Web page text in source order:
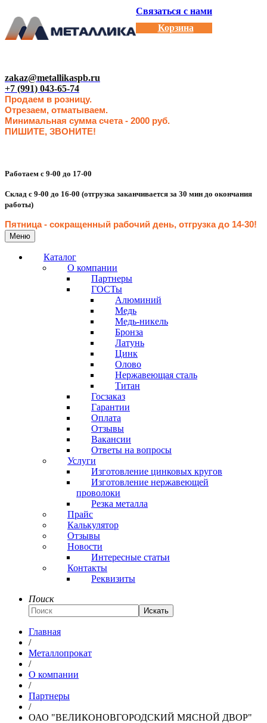
Связаться с нами
Корзина
zakaz@metallikaspb.ru
+7 (991) 043-65-74
Продаем в розницу.
Отрезаем, отматываем.
Минимальная сумма счета - 2000 руб.
ПИШИТЕ, ЗВОНИТЕ!
Работаем с 9-00 до 17-00
Склад с 9-00 до 16-00 (отгрузка заканчивается за 30 мин до окончания
работы)
Пятница - сокращенный рабочий день, отгрузка до 14-30!
Меню
Каталог
О компании
Партнеры
ГОСТы
Алюминий
Медь
Медь-никель
Бронза
Латунь
Цинк
Олово
Нержавеющая сталь
Титан
Госзаказ
Гарантии
Оплата
Отзывы
Вакансии
Ответы на вопросы
Услуги
Изготовление цинковых кругов
Изготовление нержавеющей
проволоки
Резка металла
Прайс
Калькулятор
Отзывы
Новости
Интересные статьи
Контакты
Реквизиты
Поиск
Искать
Главная
/
Металлопрокат
/
О компании
/
Партнеры
/
ОАО "ВЕЛИКОНОВГОРОДСКИЙ МЯСНОЙ ДВОР"